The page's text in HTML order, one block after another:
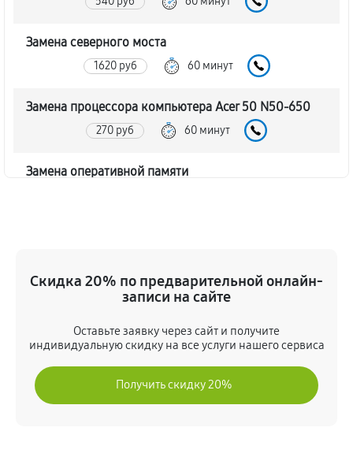
Замена северного моста
1620 руб 60 минут
Замена процессора компьютера Acer 50 N50-650
270 руб 60 минут
Замена оперативной памяти
Замена HDD (замена жёсткого диска)
60 минут
Замена блока питания
320 руб 60 минут
Скидка 20% по предварительной онлайн-
записи на сайте
Оставьте заявку через сайт и получите
индивидуальную скидку на все услуги нашего сервиса
Получить скидку 20%